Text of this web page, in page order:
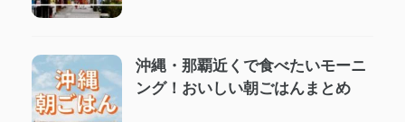
沖縄・那覇近くで食べたいモーニ
ング！おいしい朝ごはんまとめ